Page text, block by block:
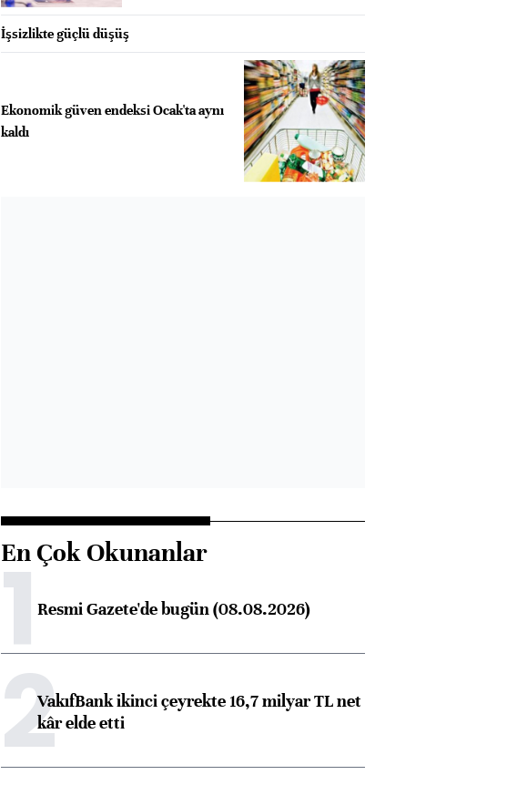
İşsizlikte güçlü düşüş
Ekonomik güven endeksi Ocak'ta aynı
kaldı
En Çok Okunanlar
1Resmi Gazete'de bugün (08.08.2026)
2VakıfBank ikinci çeyrekte 16,7 milyar TL net
kâr elde etti